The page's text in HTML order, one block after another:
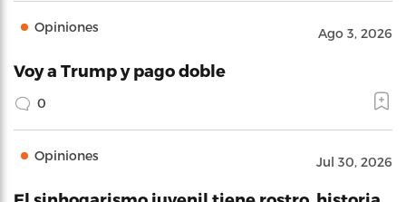
Opiniones Ago 3, 2026
Voy a Trump y pago doble
0
Opiniones Jul 30, 2026